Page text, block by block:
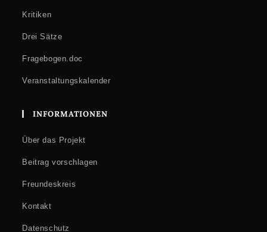
Kritiken
Drei Sätze
Fragebogen.doc
Veranstaltungskalender
INFORMATIONEN
Über das Projekt
Beitrag vorschlagen
Freundeskreis
Kontakt
Datenschutz